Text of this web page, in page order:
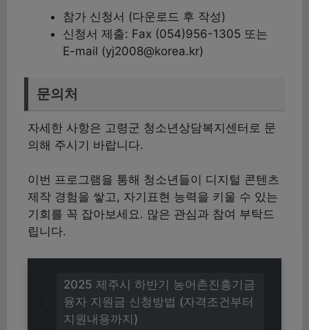
참가 신청서 (다운로드 후 작성)
신청서 제출: Fax (054)956-1305 또는
E-mail (yj2008@korea.kr)
문의처
자세한 사항은 고령군 청소년상담복지센터로 문
의해 주시기 바랍니다.
이번 프로그램을 통해 청소년들이 디지털 콘텐츠
제작 경험을 쌓고, 자기표현 능력을 키울 수 있는
기회를 꼭 잡아보세요. 많은 관심과 참여 부탁드
립니다.
2025 제주시 하반기 농어촌진흥기금
융자 지원금 신청방법 (자격조건부터
지원내용까지)